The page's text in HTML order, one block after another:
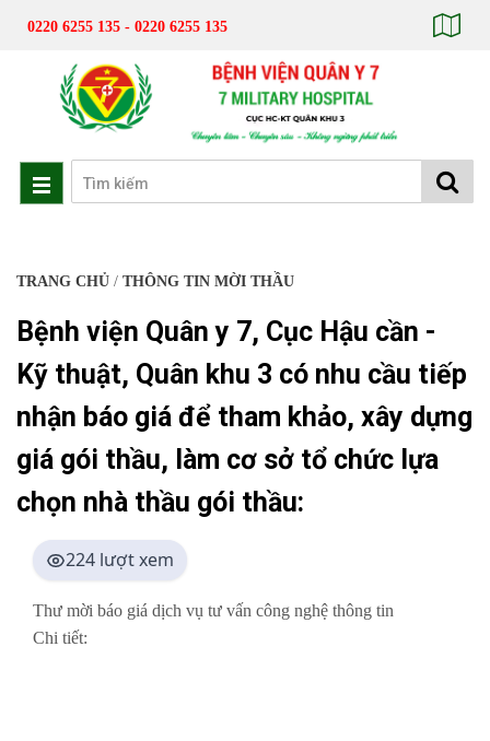
0220 6255 135 - 0220 6255 135
TRANG CHỦ / THÔNG TIN MỜI THẦU
Bệnh viện Quân y 7, Cục Hậu cần -
Kỹ thuật, Quân khu 3 có nhu cầu tiếp
nhận báo giá để tham khảo, xây dựng
giá gói thầu, làm cơ sở tổ chức lựa
chọn nhà thầu gói thầu:
224 lượt xem
Thư mời báo giá dịch vụ tư vấn công nghệ thông tin
Chi tiết: